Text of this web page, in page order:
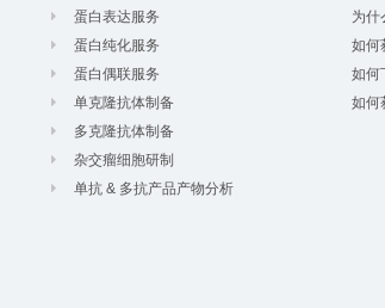
蛋白表达服务
蛋白纯化服务
蛋白偶联服务
单克隆抗体制备
多克隆抗体制备
杂交瘤细胞研制
单抗 & 多抗产品产物分析
为什
如何
如何
如何